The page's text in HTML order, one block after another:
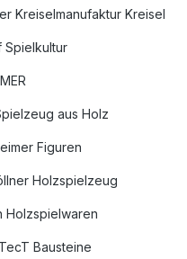
Kreiselmanufaktur Kreisel
Spielkultur
aus Holz
Figuren
Holzspielzeug
Holzspielwaren
Bausteine